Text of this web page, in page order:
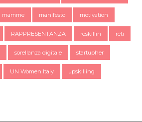
mamme manifesto motivation
RAPPRESENTANZA reskillin reti
sorellanza digitale startupher
UN Women Italy upskilling